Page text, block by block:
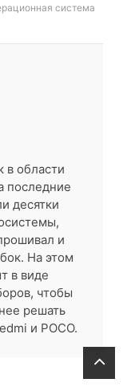
система
в области
последние
десятки
и
На этом
в виде
чтобы
решать
и POCO.